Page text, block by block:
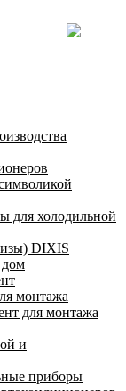
для холодильной
DIXIS
монтажа
для монтажа
и
приборы